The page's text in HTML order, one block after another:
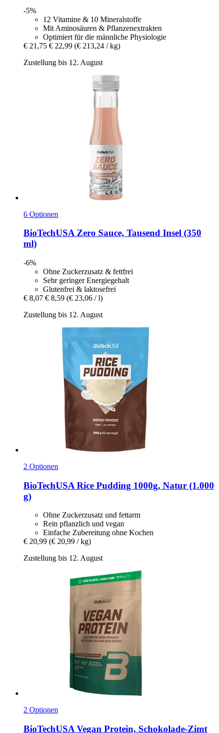
-5%
12 Vitamine & 10 Mineralstoffe
Mit Aminosäuren & Pflanzenextrakten
Optimiert für die männliche Physiologie
€ 21,75 € 22,99 (€ 213,24 / kg)
Zustellung bis 12. August
6 Optionen
BioTechUSAZero Sauce, Tausend Insel (350
ml)
-6%
Ohne Zuckerzusatz & fettfrei
Sehr geringer Energiegehalt
Glutenfrei & laktosefrei
€ 8,07 € 8,59 (€ 23,06 / l)
Zustellung bis 12. August
2 Optionen
BioTechUSA Rice Pudding 1000g, Natur (1.000
g)
Ohne Zuckerzusatz und fettarm
Rein pflanzlich und vegan
Einfache Zubereitung ohne Kochen
€ 20,99 (€ 20,99 / kg)
Zustellung bis 12. August
2 Optionen
BioTechUSA Vegan Protein, Schokolade-​Zimt